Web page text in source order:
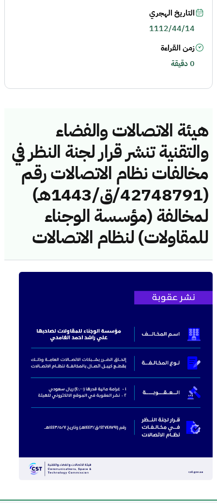
هيئة الاتصالات والفضاء
والتقنية تنشر قرار لجنة النظر في
مخالفات نظام الاتصالات رقم
(42748791/ق/1443هـ)
لمخالفة (مؤسسة الوجناء
للمقاولات) لنظام الاتصالات
التاريخ الهجري
1112/44/14
زمن القراءة
0 دقيقة